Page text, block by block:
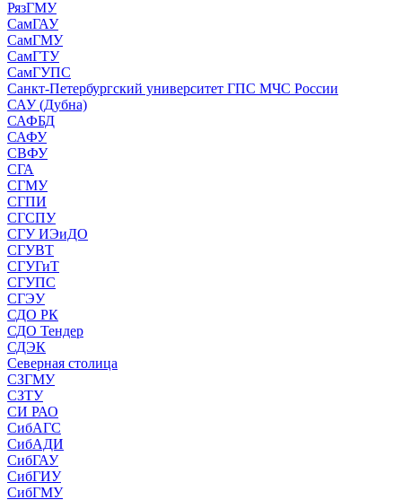
РязГМУ
СамГАУ
СамГМУ
СамГТУ
СамГУПС
Санкт-Петербургский университет ГПС МЧС России
САУ (Дубна)
САФБД
САФУ
СВФУ
СГА
СГМУ
СГПИ
СГСПУ
СГУ ИЭиДО
СГУВТ
СГУГиТ
СГУПС
СГЭУ
СДО РК
СДО Тендер
СДЭК
Северная столица
СЗГМУ
СЗТУ
СИ РАО
СибАГС
СибАДИ
СибГАУ
СибГИУ
СибГМУ